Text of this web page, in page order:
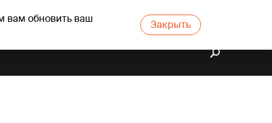
вам обновить ваш
Закрыть